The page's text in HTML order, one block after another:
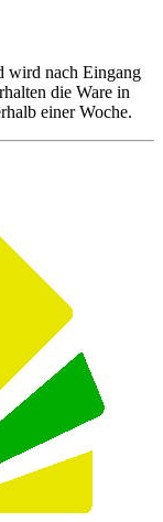
wird nach Eingang
die Ware in
einer Woche.